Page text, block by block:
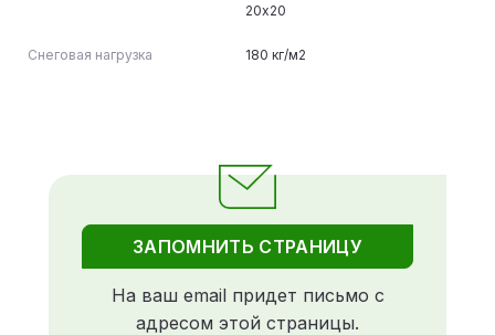
20х20
Снеговая нагрузка 180 кг/м2
ЗАПОМНИТЬ СТРАНИЦУ
На ваш email придет письмо с
адресом этой страницы.